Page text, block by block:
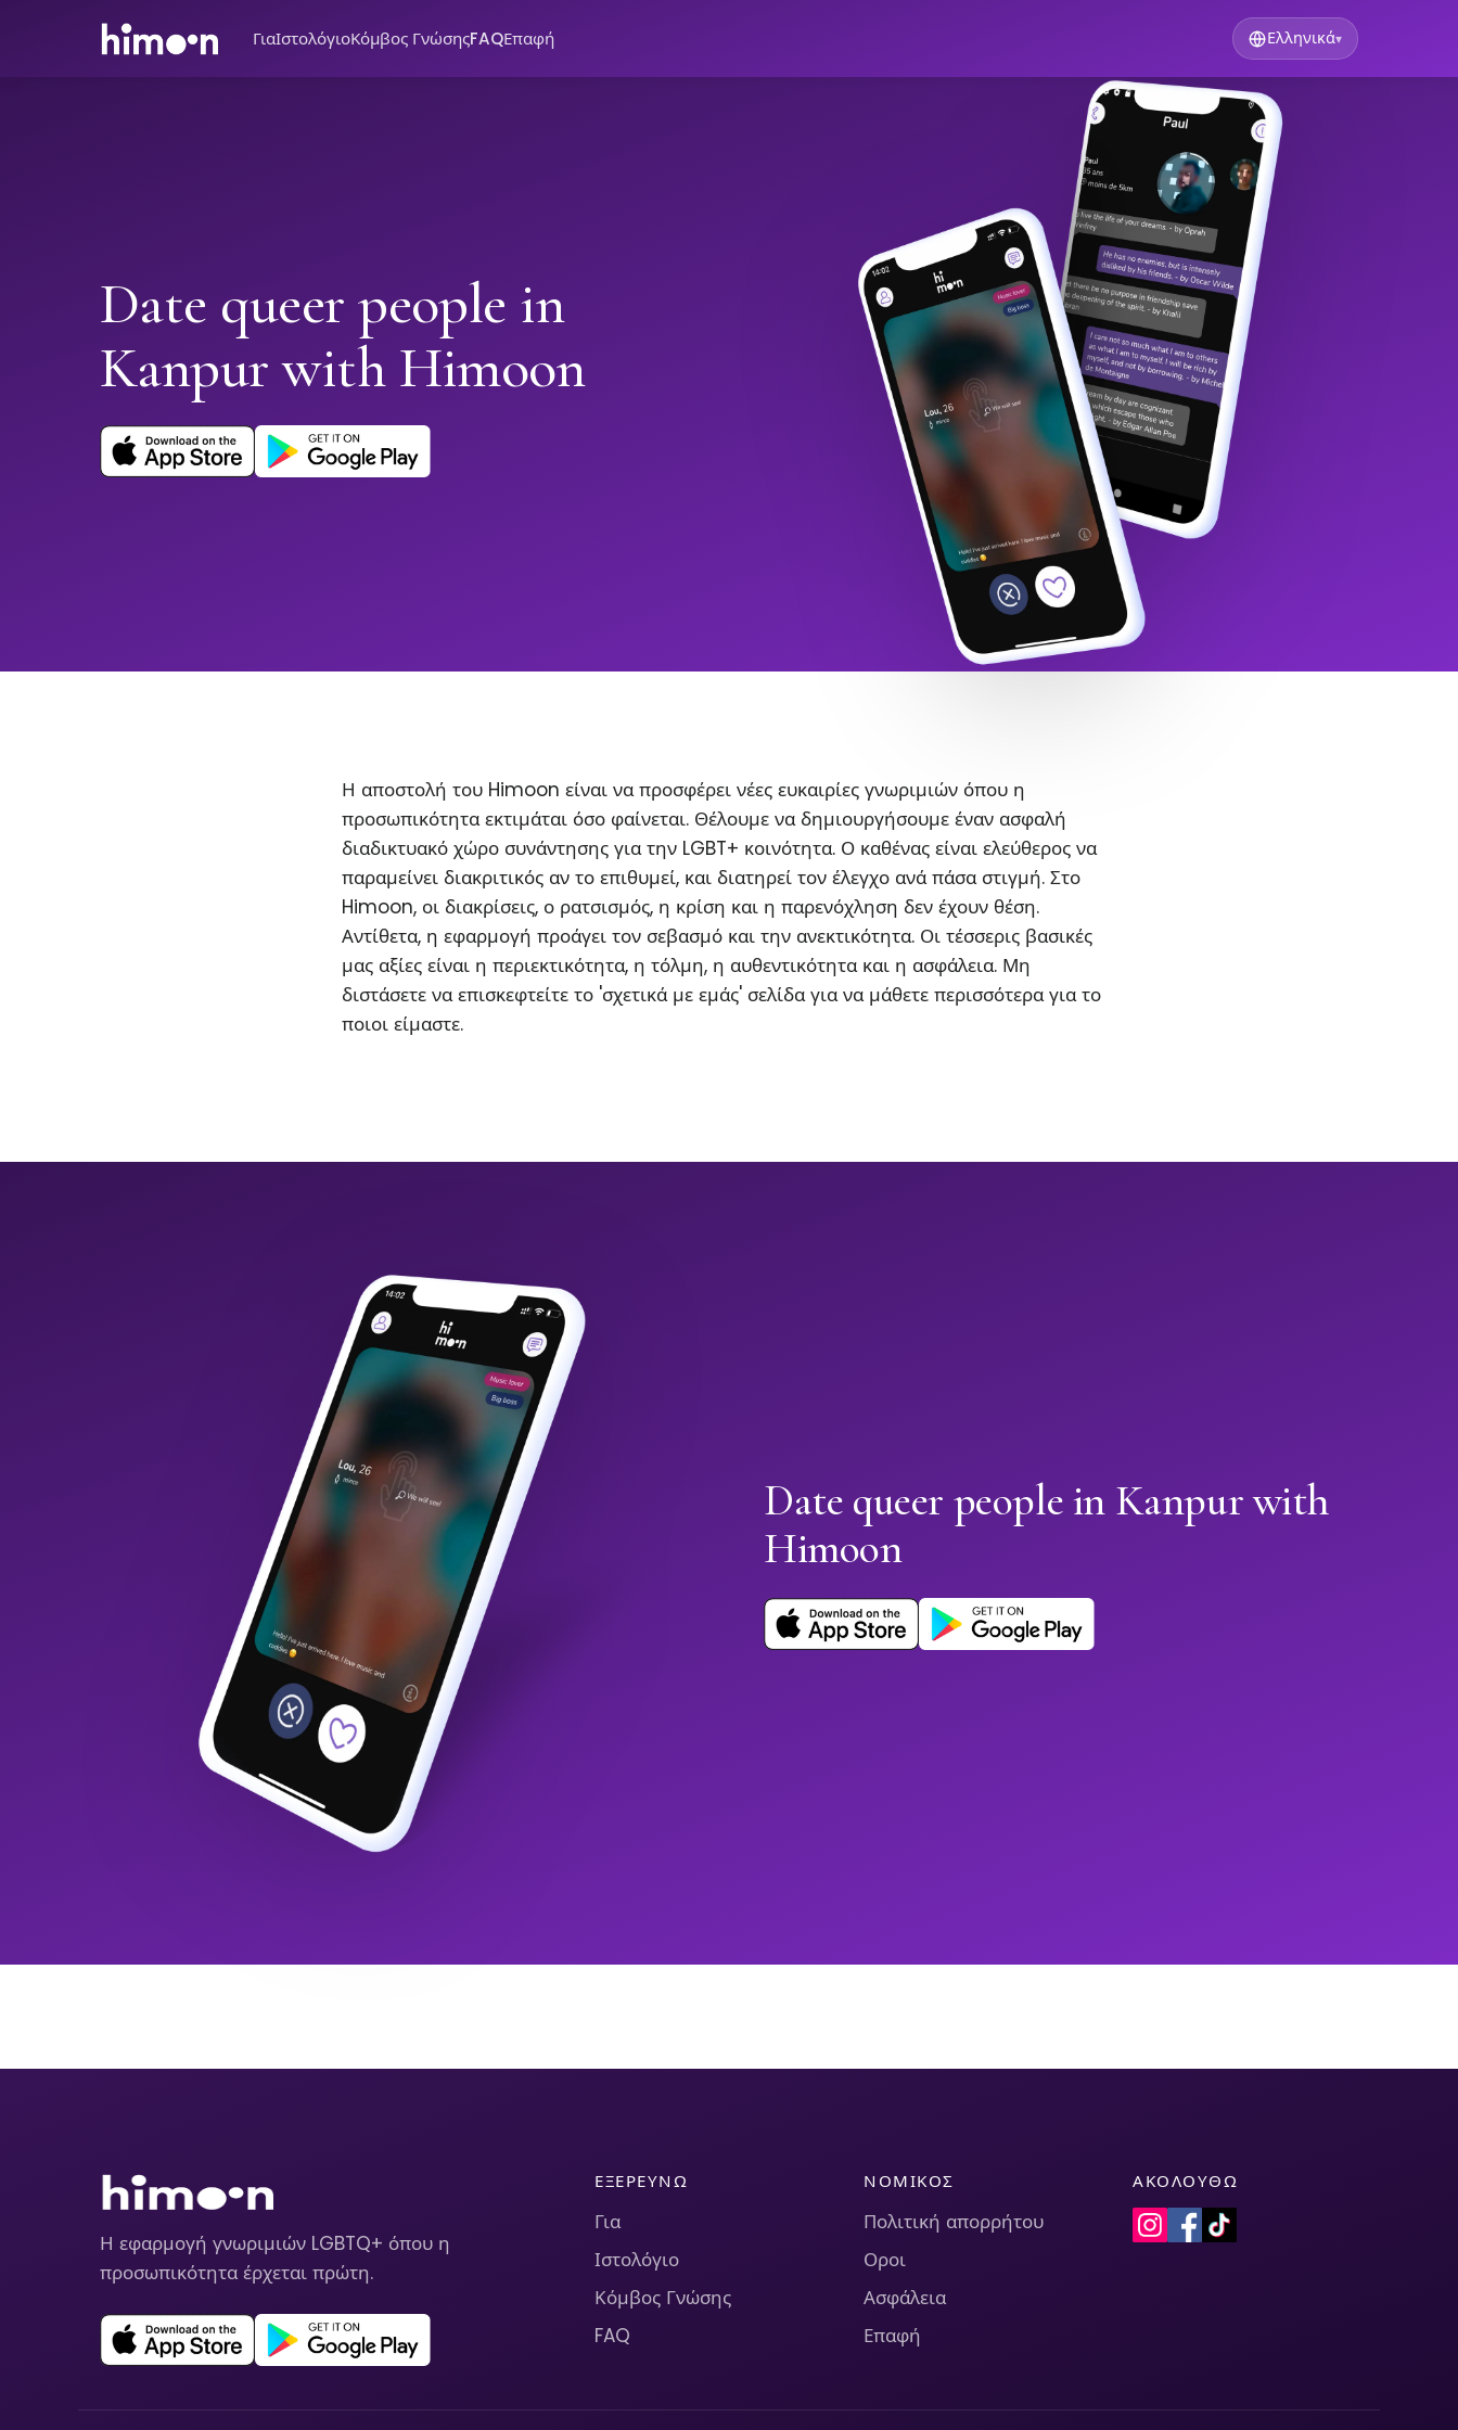
ΓιαΙστολόγιοΚόμβος ΓνώσηςFAQΕπαφή Ελληνικά▾
Date queer people in
Kanpur with Himoon
Η αποστολή του Himoon είναι να προσφέρει νέες ευκαιρίες γνωριμιών όπου η
προσωπικότητα εκτιμάται όσο φαίνεται. Θέλουμε να δημιουργήσουμε έναν ασφαλή
διαδικτυακό χώρο συνάντησης για την LGBT+ κοινότητα. Ο καθένας είναι ελεύθερος να
παραμείνει διακριτικός αν το επιθυμεί, και διατηρεί τον έλεγχο ανά πάσα στιγμή. Στο
Himoon, οι διακρίσεις, ο ρατσισμός, η κρίση και η παρενόχληση δεν έχουν θέση.
Αντίθετα, η εφαρμογή προάγει τον σεβασμό και την ανεκτικότητα. Οι τέσσερις βασικές
μας αξίες είναι η περιεκτικότητα, η τόλμη, η αυθεντικότητα και η ασφάλεια. Μη
διστάσετε να επισκεφτείτε το 'σχετικά με εμάς' σελίδα για να μάθετε περισσότερα για το
ποιοι είμαστε.
Date queer people in Kanpur with
Himoon
Η εφαρμογή γνωριμιών LGBTQ+ όπου η
προσωπικότητα έρχεται πρώτη.
ΕΞΕΡΕΥΝΏ
Για
Ιστολόγιο
Κόμβος Γνώσης
FAQ
ΝΟΜΙΚΌΣ
Πολιτική απορρήτου
Οροι
Ασφάλεια
Επαφή
ΑΚΟΛΟΥΘΏ